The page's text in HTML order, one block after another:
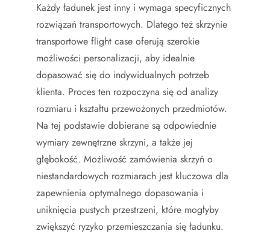
Każdy ładunek jest inny i wymaga specyficznych
rozwiązań transportowych. Dlatego też skrzynie
transportowe flight case oferują szerokie
możliwości personalizacji, aby idealnie
dopasować się do indywidualnych potrzeb
klienta. Proces ten rozpoczyna się od analizy
rozmiaru i kształtu przewożonych przedmiotów.
Na tej podstawie dobierane są odpowiednie
wymiary zewnętrzne skrzyni, a także jej
głębokość. Możliwość zamówienia skrzyń o
niestandardowych rozmiarach jest kluczowa dla
zapewnienia optymalnego dopasowania i
uniknięcia pustych przestrzeni, które mogłyby
zwiększyć ryzyko przemieszczania się ładunku.